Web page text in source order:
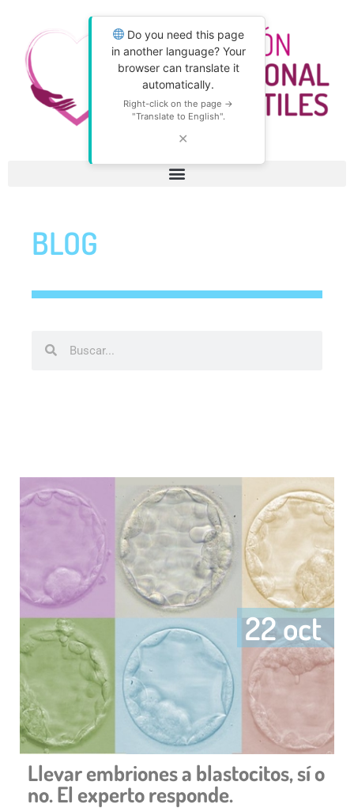
Do you need this page
in another language? Your
browser can translate it
automatically.
Right-click on the page →
"Translate to English".
✕
BLOG
22 oct
Llevar embriones a blastocitos, sí o
no. El experto responde.